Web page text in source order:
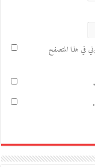
في هذا المتصفح